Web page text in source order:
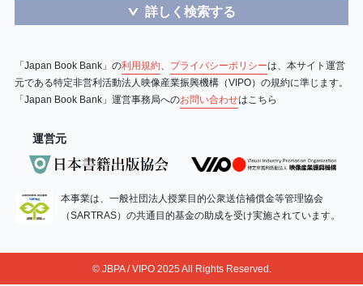
＞ 詳しく検索する
「Japan Book Bank」の利用規約、 プライバシーポリシーは、本サイト運営
元である特定非営利活動法人映像産業振興機構（VIPO）の規約に準じます。
「Japan Book Bank」運営事務局へのお問い合わせはこちら
運営元
本事業は、一般社団法人授業目的公衆送信補償金等管理協会
（SARTRAS）の共通目的基金の助成を受け実施されています。
© JBPA / VIPO 2025 All Rights Reserved.